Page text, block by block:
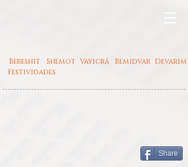
Share
Bereshit Shemot Vayicrá Bemidvar Devarim
Festividades